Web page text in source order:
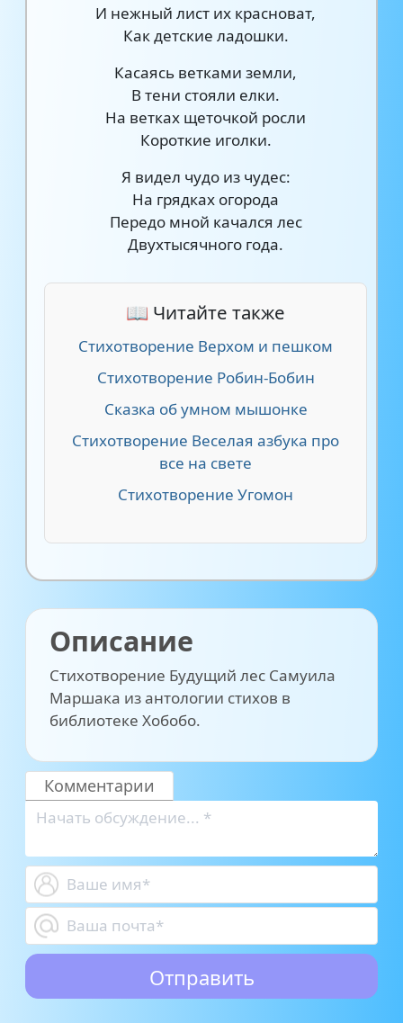
И нежный лист их красноват,
Как детские ладошки.
Касаясь ветками земли,
В тени стояли елки.
На ветках щеточкой росли
Короткие иголки.
Я видел чудо из чудес:
На грядках огорода
Передо мной качался лес
Двухтысячного года.
📖 Читайте также
Стихотворение Верхом и пешком
Стихотворение Робин-Бобин
Сказка об умном мышонке
Стихотворение Веселая азбука про
все на свете
Стихотворение Угомон
Описание
Стихотворение Будущий лес Самуила
Маршака из антологии стихов в
библиотеке Хобобо.
Комментарии